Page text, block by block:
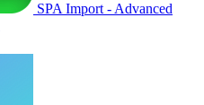
SPA Import - Advanced